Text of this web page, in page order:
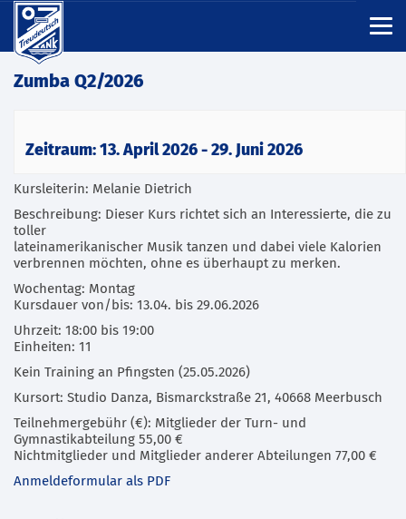
Zumba Q2/2026
Zeitraum: 13. April 2026 - 29. Juni 2026
Kursleiterin: Melanie Dietrich
Beschreibung: Dieser Kurs richtet sich an Interessierte, die zu
toller
lateinamerikanischer Musik tanzen und dabei viele Kalorien
verbrennen möchten, ohne es überhaupt zu merken.
Wochentag: Montag
Kursdauer von/bis: 13.04. bis 29.06.2026
Uhrzeit: 18:00 bis 19:00
Einheiten: 11
Kein Training an Pfingsten (25.05.2026)
Kursort: Studio Danza, Bismarckstraße 21, 40668 Meerbusch
Teilnehmergebühr (€): Mitglieder der Turn- und
Gymnastikabteilung 55,00 €
Nichtmitglieder und Mitglieder anderer Abteilungen 77,00 €
Anmeldeformular als PDF